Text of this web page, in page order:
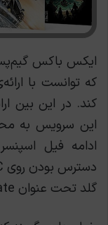
که توانست با
کند. در این بین
این سرویس به
ادامه فیل
گلد تحت عنوان Xbox Game Pass Ultimate.